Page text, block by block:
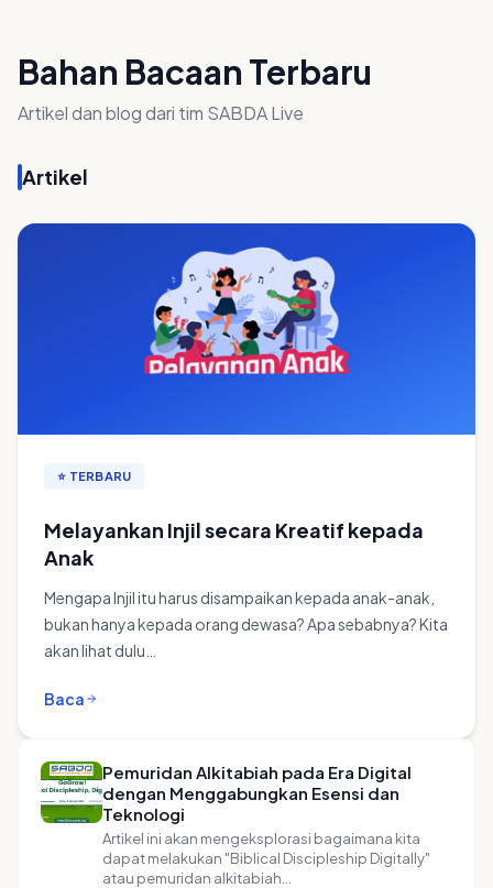
Bahan Bacaan Terbaru
Artikel dan blog dari tim SABDA Live
Artikel
⭐ TERBARU
Melayankan Injil secara Kreatif kepada
Anak
Mengapa Injil itu harus disampaikan kepada anak-anak,
bukan hanya kepada orang dewasa? Apa sebabnya? Kita
akan lihat dulu…
Baca
Pemuridan Alkitabiah pada Era Digital
dengan Menggabungkan Esensi dan
Teknologi
Artikel ini akan mengeksplorasi bagaimana kita
dapat melakukan "Biblical Discipleship Digitally"
atau pemuridan alkitabiah…